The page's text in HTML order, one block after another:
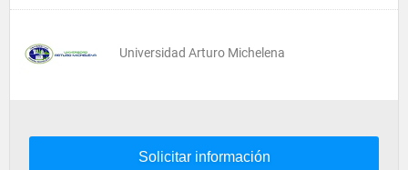
Universidad Arturo Michelena
Solicitar información